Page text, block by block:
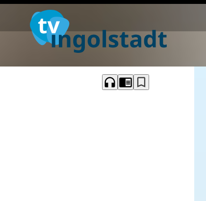
headphones chrome_reader_mode bookmark_border